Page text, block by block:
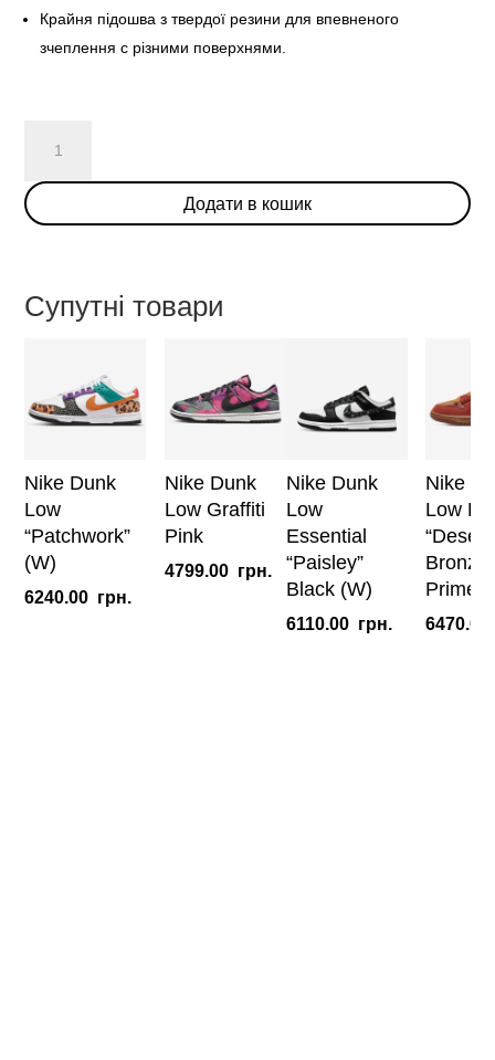
Крайня підошва з твердої резини для впевненого
зчеплення с різними поверхнями.
Dunk
Low
Scrap
Додати в кошик
Супутні товари
Nike Dunk
Low
“Patchwork”
(W)
6240.00 грн.
Nike Dunk
Low Graffiti
Pink
4799.00 грн.
Nike Dunk
Low
Essential
“Paisley”
Black (W)
6110.00 грн.
Nike
Low
“Desert
Bronze
Prime”
6470.00